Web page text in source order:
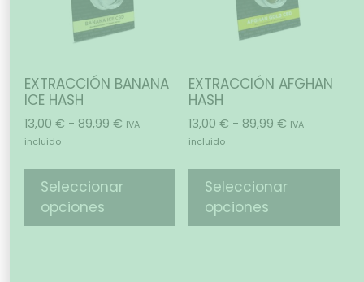
EXTRACCIÓN BANANA
ICE HASH
13,00 € - 89,99 € IVA
incluido
Seleccionar
opciones
EXTRACCIÓN AFGHAN
HASH
13,00 € - 89,99 € IVA
incluido
Seleccionar
opciones